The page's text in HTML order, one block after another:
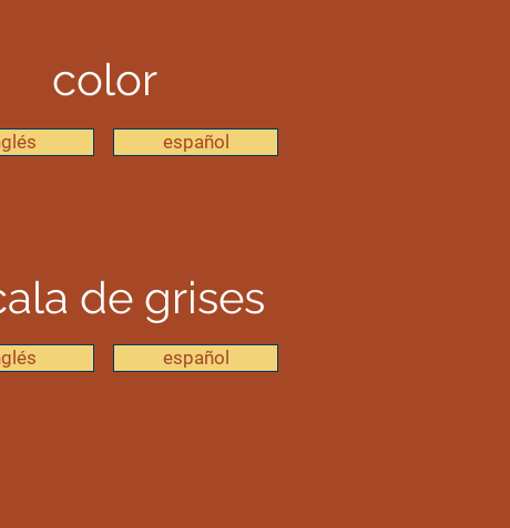
color
español
de grises
español